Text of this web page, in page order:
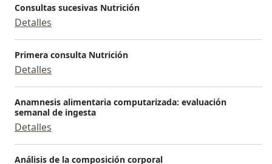
Consultas sucesivas Nutrición
Detalles
Primera consulta Nutrición
Detalles
Anamnesis alimentaria computarizada: evaluación
semanal de ingesta
Detalles
Análisis de la composición corporal